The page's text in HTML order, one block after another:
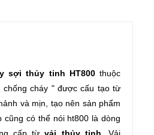
sợi thủy tinh HT800thuộc
chống cháy " được cấu tạo từ
và mịn, tạo nên sản phẩm
cũng có thể nói ht800 là dòng